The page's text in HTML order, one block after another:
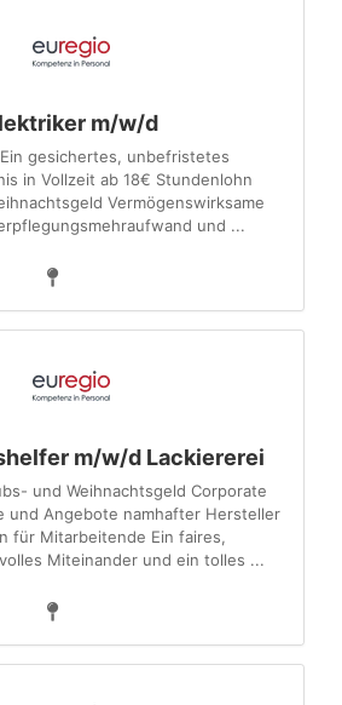
m/w/d
gesichertes, unbefristetes
in Vollzeit ab 18€ Stundenlohn
Vermögenswirksame
und ...
m/w/d Lackiererei
und Weihnachtsgeld Corporate
und Angebote namhafter Hersteller
für Mitarbeitende Ein faires,
Miteinander und ein tolles ...